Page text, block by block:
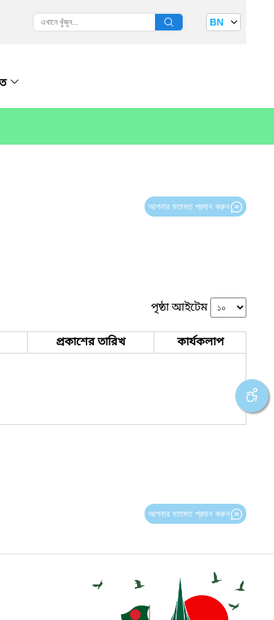
BN
আপনার মতামত প্রদান করুন
পৃষ্ঠা আইটেম
প্রকাশের তারিখ কার্যকলাপ
আপনার মতামত প্রদান করুন